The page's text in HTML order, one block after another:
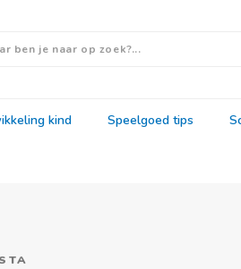
kind Speelgoed tips